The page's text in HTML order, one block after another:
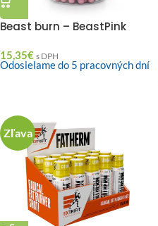
Beast burn – BeastPink
15,35€ s DPH
Odosielame do 5 pracovných dní
Zľava